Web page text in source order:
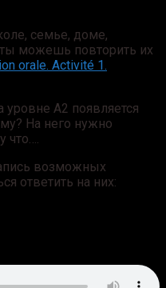
семье, доме,
можешь повторить их
orale. Activité 1.
уровне А2 появляется
На него нужно
возможных
ответить на них: